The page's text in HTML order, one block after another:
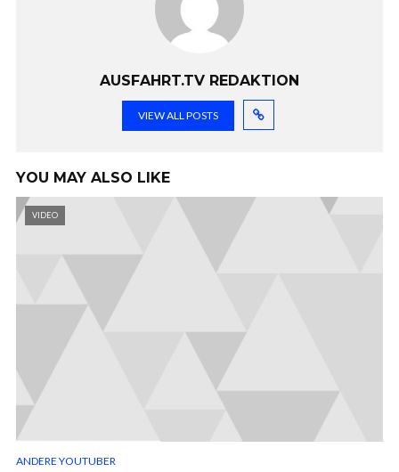
AUSFAHRT.TV REDAKTION
VIEW ALL POSTS
YOU MAY ALSO LIKE
VIDEO
ANDERE YOUTUBER